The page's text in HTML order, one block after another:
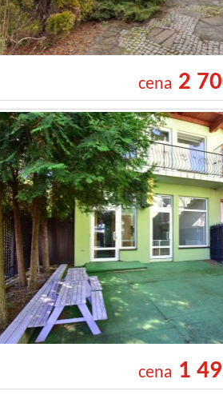
cena 2
cena 1